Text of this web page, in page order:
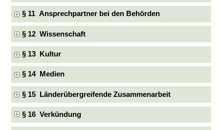
§ 11 Ansprechpartner bei den Behörden
§ 12 Wissenschaft
§ 13 Kultur
§ 14 Medien
§ 15 Länderübergreifende Zusammenarbeit
§ 16 Verkündung